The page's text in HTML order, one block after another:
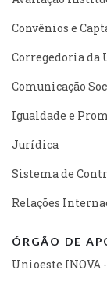
Convênios e
Corregedoria da
Comunicação
Igualdade e
Jurídica
Sistema de
Relações
ÓRGÃO DE
Unioeste INOVA